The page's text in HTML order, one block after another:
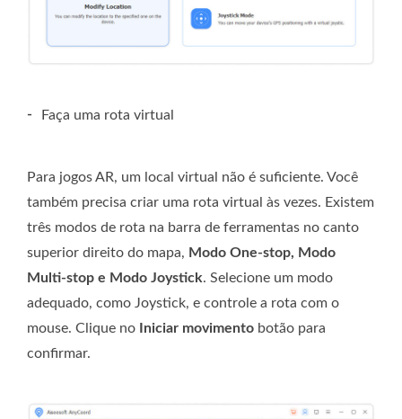
- Faça uma rota virtual
Para jogos AR, um local virtual não é suficiente. Você
também precisa criar uma rota virtual às vezes. Existem
três modos de rota na barra de ferramentas no canto
superior direito do mapa, Modo One-stop, Modo
Multi-stop e Modo Joystick. Selecione um modo
adequado, como Joystick, e controle a rota com o
mouse. Clique no
Iniciar movimento botão para
confirmar.